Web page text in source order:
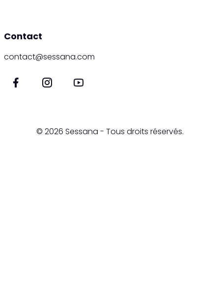
Contact
contact sessana.com
© 2026 Sessana - Tous droits réservés.